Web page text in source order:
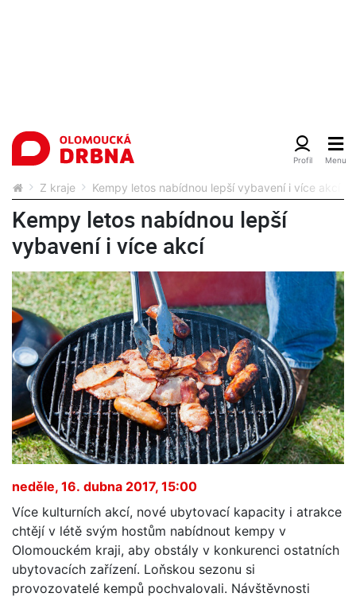
Z kraje Kempy letos nabídnou lepší vybavení i více akcí
Kempy letos nabídnou lepší
vybavení i více akcí
neděle, 16. dubna 2017, 15:00
Více kulturních akcí, nové ubytovací kapacity i atrakce
chtějí v létě svým hostům nabídnout kempy v
Olomouckém kraji, aby obstály v konkurenci ostatních
ubytovacích zařízení. Loňskou sezonu si
provozovatelé kempů pochvalovali. Návštěvnosti